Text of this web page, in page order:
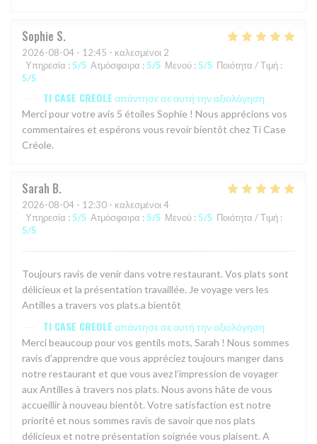
Sophie S
2026-08-04 - 12:45 - καλεσμένοι 2
Υπηρεσία : 5/5 Ατμόσφαιρα : 5/5 Μενού : 5/5 Ποιότητα / Τιμή :
5/5
TI CASE CREOLEαπάντησε σε αυτή την αξιολόγηση
Merci pour votre avis 5 étoiles Sophie ! Nous apprécions vos
commentaires et espérons vous revoir bientôt chez Ti Case
Créole.
Sarah B
2026-08-04 - 12:30 - καλεσμένοι 4
Υπηρεσία : 5/5 Ατμόσφαιρα : 5/5 Μενού : 5/5 Ποιότητα / Τιμή :
5/5
Toujours ravis de venir dans votre restaurant. Vos plats sont
délicieux et la présentation travaillée. Je voyage vers les
Antilles a travers vos plats.a bientôt
TI CASE CREOLEαπάντησε σε αυτή την αξιολόγηση
Merci beaucoup pour vos gentils mots, Sarah ! Nous sommes
ravis d’apprendre que vous appréciez toujours manger dans
notre restaurant et que vous avez l’impression de voyager
aux Antilles à travers nos plats. Nous avons hâte de vous
accueillir à nouveau bientôt. Votre satisfaction est notre
priorité et nous sommes ravis de savoir que nos plats
délicieux et notre présentation soignée vous plaisent. A